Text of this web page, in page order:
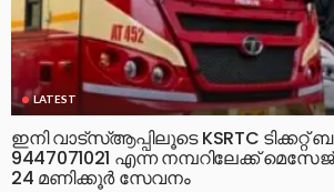
LATEST
ഇനി വാട്‌സ്ആപ്പിലൂടെ KSRTC
9447071021 എന്ന നമ്പറിലേക്ക്
24 മണിക്കൂർ സേവനം